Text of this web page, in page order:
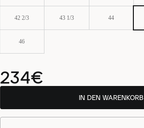
42 2/3 43 1/3 44
46
234€
IN DEN WARENKORB